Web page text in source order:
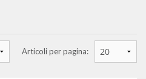
Articoli per pagina: